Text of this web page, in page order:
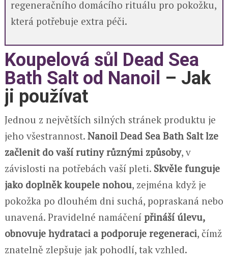
regeneračního domácího rituálu pro pokožku,
která potřebuje extra péči.
Koupelová sůl Dead Sea
Bath Salt od Nanoil – Jak
ji používat
Jednou z největších silných stránek produktu je
jeho všestrannost. Nanoil Dead Sea Bath Salt lze
začlenit do vaší rutiny různými způsoby, v
závislosti na potřebách vaší pleti. Skvěle funguje
jako doplněk koupele nohou, zejména když je
pokožka po dlouhém dni suchá, popraskaná nebo
unavená. Pravidelné namáčení přináší úlevu,
obnovuje hydrataci a podporuje regeneraci, čímž
znatelně zlepšuje jak pohodlí, tak vzhled.